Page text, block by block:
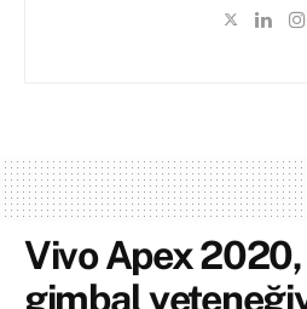
Vivo Apex
gimbal